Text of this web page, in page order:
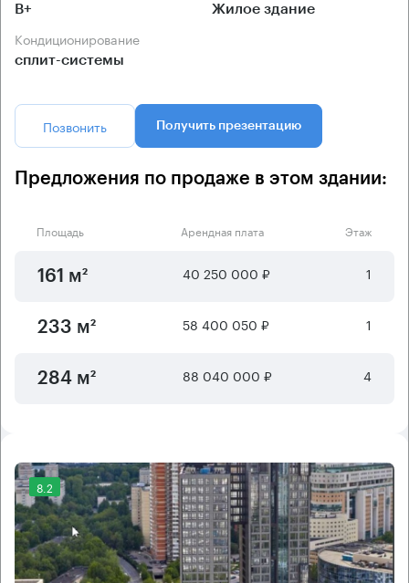
B+ Жилое здание
Кондиционирование
сплит-системы
Позвонить Получить презентацию
Предложения по продаже в этом здании:
Площадь Арендная плата Этаж
161 м² 40 250 000 ₽ 1
233 м² 58 400 050 ₽ 1
284 м² 88 040 000 ₽ 4
8.2